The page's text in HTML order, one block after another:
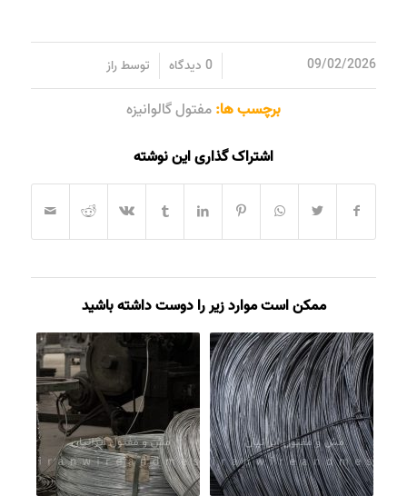
09/02/2026 0 دیدگاه توسطراز
برچسب ها: مفتول گالوانیزه
اشتراک گذاری این نوشته
ممکن است موارد زیر را دوست داشته باشید